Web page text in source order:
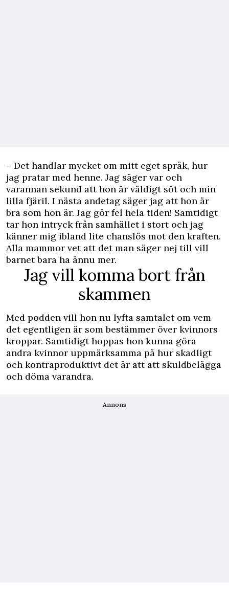
– Det handlar mycket om mitt eget språk, hur
jag pratar med henne. Jag säger var och
varannan sekund att hon är väldigt söt och min
lilla fjäril. I nästa andetag säger jag att hon är
bra som hon är. Jag gör fel hela tiden! Samtidigt
tar hon intryck från samhället i stort och jag
känner mig ibland lite chanslös mot den kraften.
Alla mammor vet att det man säger nej till vill
barnet bara ha ännu mer.
Jag vill komma bort från
skammen
Med podden vill hon nu lyfta samtalet om vem
det egentligen är som bestämmer över kvinnors
kroppar. Samtidigt hoppas hon kunna göra
andra kvinnor uppmärksamma på hur skadligt
och kontraproduktivt det är att att skuldbelägga
och döma varandra.
Annons